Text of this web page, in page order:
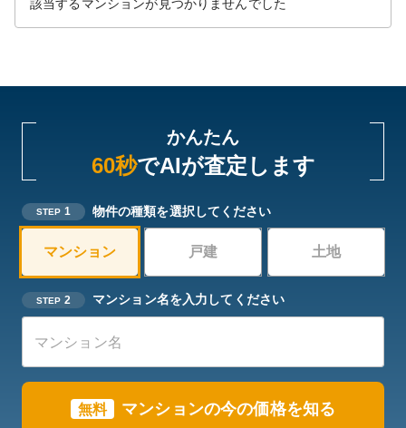
該当するマンションが見つかりませんでした
かんたん
60秒でAIが査定します
STEP 1 物件の種類を選択してください
マンション 戸建 土地
STEP 2 マンション名を入力してください
無料 マンションの今の価格を知る